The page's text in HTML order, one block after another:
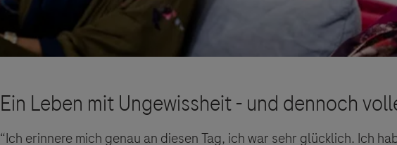
“Ich erinnere mich genau an diesen Tag, ich war sehr glücklich. Ich